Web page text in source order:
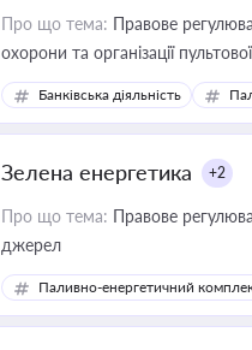
Про що тема: Правове
охорони та організації
Банківська діяльність
Зелена енергетика +2
Про що тема: Правове
джерел
Паливно-енергетичний